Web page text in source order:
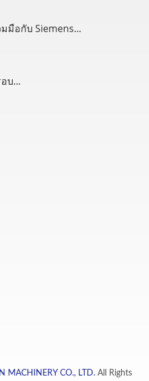
มมือกับ Siemens...
บ...
MACHINERY CO., LTD. All Rights